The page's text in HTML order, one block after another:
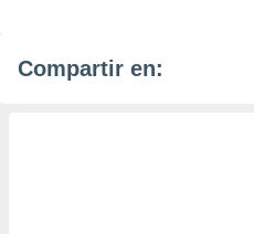
Compartir en: